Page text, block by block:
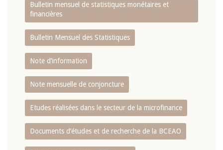
Bulletin mensuel de statistiques monétaires et
financières
Bulletin Mensuel des Statistiques
Note d’information
Note mensuelle de conjoncture
Etudes réalisées dans le secteur de la microfinance
Documents d’études et de recherche de la BCEAO